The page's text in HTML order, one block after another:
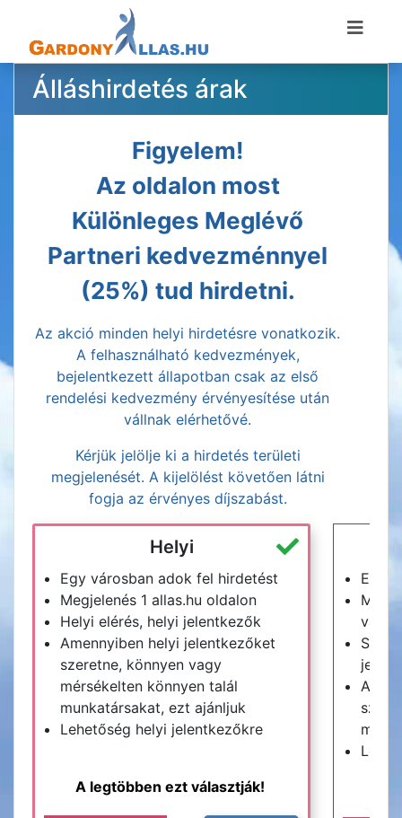
Álláshirdetés árak
Figyelem!
Az oldalon most
Különleges Meglévő
Partneri kedvezménnyel
(25%) tud hirdetni.
Az akció minden helyi hirdetésre vonatkozik.
A felhasználható kedvezmények,
bejelentkezett állapotban csak az első
rendelési kedvezmény érvényesítése után
vállnak elérhetővé.
Kérjük jelölje ki a hirdetés területi
megjelenését. A kijelölést követően látni
fogja az érvényes díjszabást.
Helyi
Egy városban adok fel hirdetést
Megjelenés 1 allas.hu oldalon
Helyi elérés, helyi jelentkezők
Amennyiben helyi jelentkezőket
szeretne, könnyen vagy
mérsékelten könnyen talál
munkatársakat, ezt ajánljuk
Lehetőség helyi jelentkezőkre
A legtöbben ezt választják!
Egy
vagy